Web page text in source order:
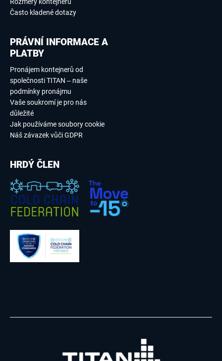
Často kladené dotazy
PRÁVNÍ INFORMACE A
PLATBY
Pronájem kontejnerů od
společnosti TITAN – naše
podmínky pronájmu
Vaše soukromí je pro nás
důležité
Jak používáme soubory cookie
Náš závazek vůči GDPR
HRDÝ ČLEN